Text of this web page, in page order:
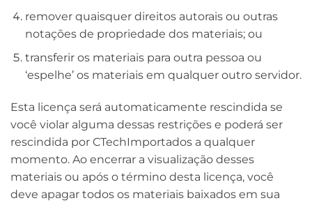
remover quaisquer direitos autorais ou outras
notações de propriedade dos materiais; ou
transferir os materiais para outra pessoa ou
‘espelhe’ os materiais em qualquer outro servidor.
Esta licença será automaticamente rescindida se
você violar alguma dessas restrições e poderá ser
rescindida por CTechImportados a qualquer
momento. Ao encerrar a visualização desses
materiais ou após o término desta licença, você
deve apagar todos os materiais baixados em sua